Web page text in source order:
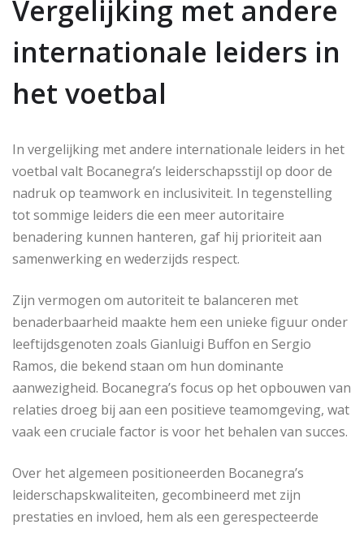
Vergelijking met andere
internationale leiders in
het voetbal
In vergelijking met andere internationale leiders in het
voetbal valt Bocanegra’s leiderschapsstijl op door de
nadruk op teamwork en inclusiviteit. In tegenstelling
tot sommige leiders die een meer autoritaire
benadering kunnen hanteren, gaf hij prioriteit aan
samenwerking en wederzijds respect.
Zijn vermogen om autoriteit te balanceren met
benaderbaarheid maakte hem een unieke figuur onder
leeftijdsgenoten zoals Gianluigi Buffon en Sergio
Ramos, die bekend staan om hun dominante
aanwezigheid. Bocanegra’s focus op het opbouwen van
relaties droeg bij aan een positieve teamomgeving, wat
vaak een cruciale factor is voor het behalen van succes.
Over het algemeen positioneerden Bocanegra’s
leiderschapskwaliteiten, gecombineerd met zijn
prestaties en invloed, hem als een gerespecteerde